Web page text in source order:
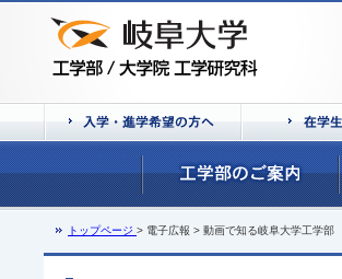
トップページ > 電子広報 > 動画で知る岐阜大学工学部